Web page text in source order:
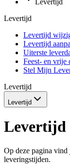
Levertijd
Levertijd
Levertijd
Levertijd
Uiterste
Feest- en vrije
Stel Mijn
Levertijd
Levertijd
Levertijd
Op deze pagina vind
leveringstijden.